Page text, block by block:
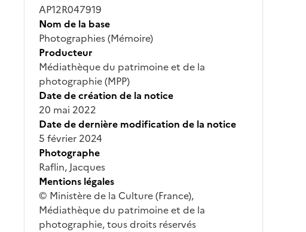
AP12R047919
Nom de la base
Photographies (Mémoire)
Producteur
Médiathèque du patrimoine et de la
photographie (MPP)
Date de création de la notice
20 mai 2022
Date de dernière modification de la notice
5 février 2024
Photographe
Raflin, Jacques
Mentions légales
© Ministère de la Culture (France),
Médiathèque du patrimoine et de la
photographie, tous droits réservés